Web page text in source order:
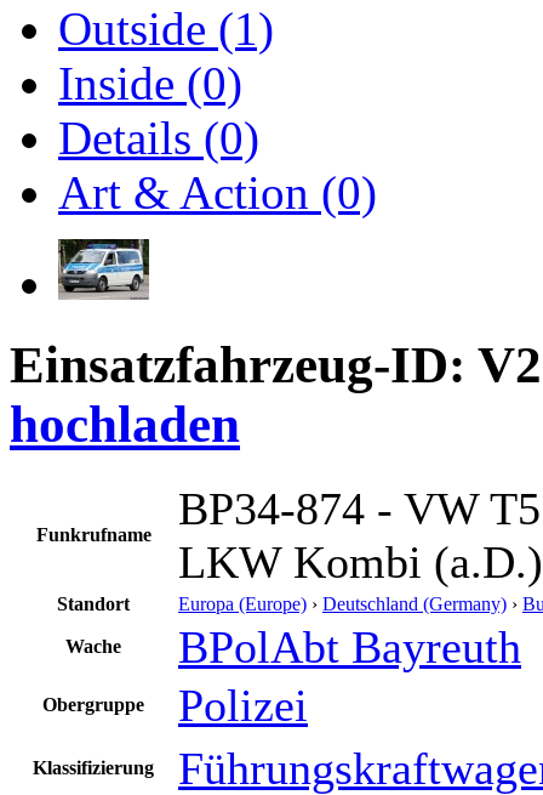
Outside (1)
Inside (0)
Details (0)
Art & Action (0)
Einsatzfahrzeug-ID:
hochladen
Funkrufname
BP34-874 - VW
LKW Kombi (a.D.)
Standort Europa (Europe) › Deutschland (Germany) ›
Wache BPolAbt Bayreuth
Obergruppe Polizei
Klassifizierung